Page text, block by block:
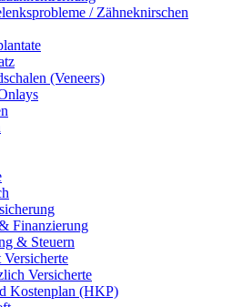
/ Zähneknirschen
(Veneers)
Finanzierung
& Steuern
Versicherte
Kostenplan (HKP)